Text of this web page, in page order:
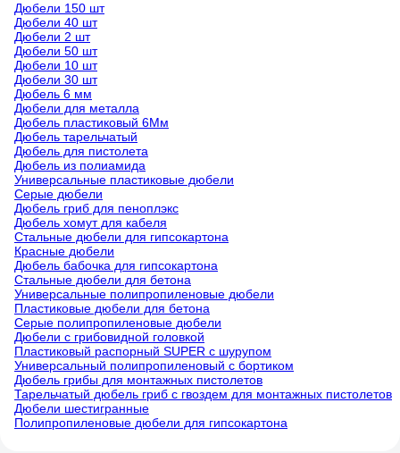
Дюбели 150 шт
Дюбели 40 шт
Дюбели 2 шт
Дюбели 50 шт
Дюбели 10 шт
Дюбели 30 шт
Дюбель 6 мм
Дюбели для металла
Дюбель пластиковый 6Мм
Дюбель тарельчатый
Дюбель для пистолета
Дюбель из полиамида
Универсальные пластиковые дюбели
Серые дюбели
Дюбель гриб для пеноплэкс
Дюбель хомут для кабеля
Стальные дюбели для гипсокартона
Красные дюбели
Дюбель бабочка для гипсокартона
Стальные дюбели для бетона
Универсальные полипропиленовые дюбели
Пластиковые дюбели для бетона
Серые полипропиленовые дюбели
Дюбели с грибовидной головкой
Пластиковый распорный SUPER с шурупом
Универсальный полипропиленовый с бортиком
Дюбель грибы для монтажных пистолетов
Тарельчатый дюбель гриб с гвоздем для монтажных пистолетов
Дюбели шестигранные
Полипропиленовые дюбели для гипсокартона